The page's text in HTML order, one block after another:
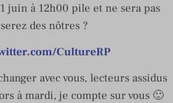
juin à 12h00 pile et ne sera pas
des nôtres ?
CultureRP
avec vous, lecteurs assidus
à mardi, je compte sur vous 🙂